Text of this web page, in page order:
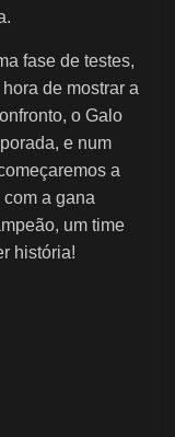
fase de testes,
de mostrar a
o Galo
e num
a
a gana
um time
história!